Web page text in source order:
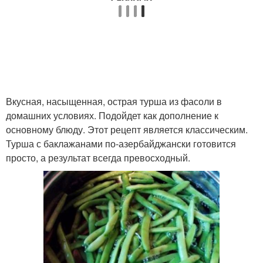
Вкусная, насыщенная, острая турша из фасоли в
домашних условиях. Подойдет как дополнение к
основному блюду. Этот рецепт является классическим.
Турша с баклажанами по-азербайджански готовится
просто, а результат всегда превосходный.